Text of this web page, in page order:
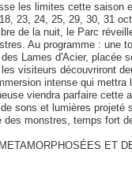
les limites cette saison
23, 24, 25, 29, 30, 31
de la nuit, le Parc
Au programme : une
Lames d'Acier, placée
visiteurs découvriront
intense qui
viendra parfaire
sons et lumières projeté
des monstres, temps fort
ET